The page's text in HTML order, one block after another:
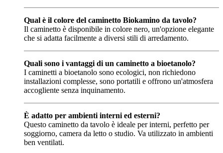
Qual è il colore del caminetto Biokamino da tavolo?
Il caminetto è disponibile in colore nero, un'opzione elegante
che si adatta facilmente a diversi stili di arredamento.
Quali sono i vantaggi di un caminetto a bioetanolo?
I caminetti a bioetanolo sono ecologici, non richiedono
installazioni complesse, sono portatili e offrono un'atmosfera
accogliente senza inquinamento.
È adatto per ambienti interni ed esterni?
Questo caminetto da tavolo è ideale per interni, perfetto per
soggiorno, camera da letto o studio. Va utilizzato in ambienti
ben ventilati.